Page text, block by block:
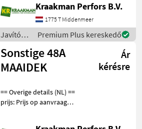
BM27784 54 inch / 137 cm
JOHN DEERE MAAIDEK 54A
BM27784 54 inch
Kraakman Perfors B.V.
1775 T Middenmeer
Javítókészletek
és
alkatrészek
/
Sonstige
Premium Plus kereskedő
Sonstige 48A
MAAIDEK
Ár
kérésre
== Overige details (NL) ==
prijs: Prijs op aanvraag